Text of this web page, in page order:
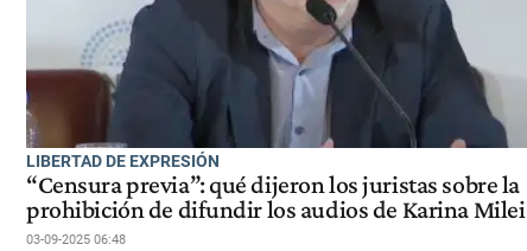
LIBERTAD DE EXPRESIÓN
“Censura previa”: qué dijeron los juristas sobre la
prohibición de difundir los audios de Karina Milei
03-09-2025 06:48